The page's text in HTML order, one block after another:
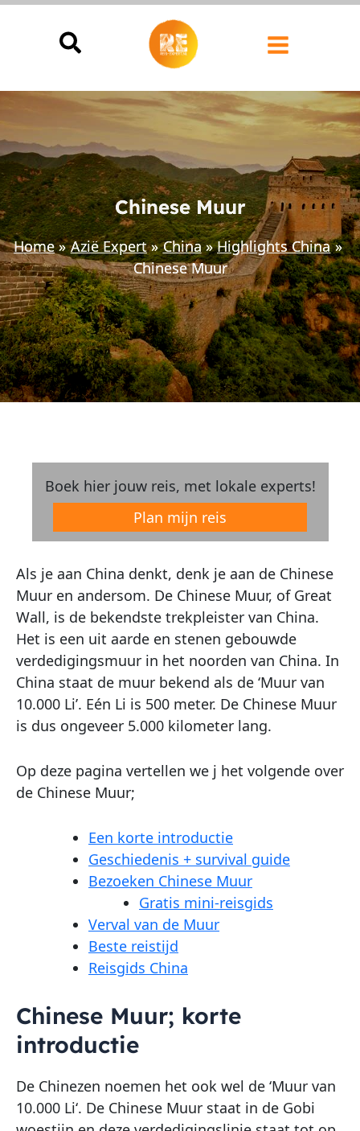
Ga
Chinese Muur
Home Azië Expert China
Highlights China
Chinese Muur
Boek hier jouw reis, met lokale experts!
Plan mijn reis
Als je aan China denkt, denk je aan de Chinese
Muur en andersom. De Chinese Muur, of Great
Wall, is de bekendste trekpleister van China.
Het is een uit aarde en stenen gebouwde
verdedigingsmuur in het noorden van China. In
China staat de muur bekend als de ‘Muur van
10.000 Li’. Eén Li is 500 meter. De Chinese Muur
is dus ongeveer 5.000 kilometer lang.
Op deze pagina vertellen we j het volgende over
de Chinese Muur;
Een korte introductie
Geschiedenis + survival guide
Bezoeken Chinese Muur
Gratis mini-reisgids
Verval van de Muur
Beste reistijd
Reisgids China
Chinese Muur; korte
introductie
De Chinezen noemen het ook wel de ‘Muur van
10.000 Li‘. De Chinese Muur staat in de Gobi